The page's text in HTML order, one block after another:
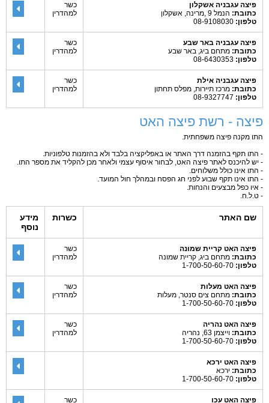
פיצה עגבניה אשקלון
כתובת: הנמל 9 ,מרינה, אשקלון
טלפון:
כשר
למהדרין
פיצה עגבניה באר שבע
כתובת: מתחם ביג, באר שבע
טלפון:
כשר
למהדרין
פיצה עגבניה אילת
כתובת: מרכז תיירות, מפלס תחתון
טלפון:
כשר
למהדרין
פיצה - רשת פיצה האט
התו מקנה פיצה משפחתית.
- התו תקף בהזמנה דרך האתר או באפליקציה בלבד ולא בהזמנות טלפוניות.
- יש להיכנס לאתר פיצה האט, לבחור איסוף עצמי ולאחר מכן להקליד את מספר התו.
- התו אינו כולל משלוחים.
- התו אינו תקף שבוע לפני חג הפסח ובמהלך חול המועד.
- איו כפל מבצעים והנחות.
- ט.ל.ח.
שם האתר כשרות
מידע
נוסף
פיצה האט קריית שמונה
כתובת: מתחם ביג, קריית שמונה
טלפון:
כשר
למהדרין
פיצה האט מעלות
כתובת: מתחם צים סנטר, מעלות
טלפון:
כשר
למהדרין
פיצה האט נהריה
כתובת: וייצמן 63, נהריה
טלפון:
כשר
למהדרין
פיצה האט ירכא
כתובת: ירכא
טלפון:
פיצה האט עכו כשר